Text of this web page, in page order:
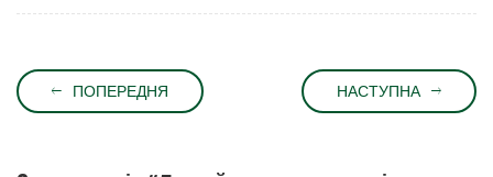
ПОПЕРЕДНЯ НАСТУПНА